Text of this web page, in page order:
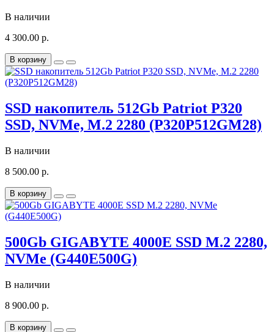
В наличии
4 300.00 р.
В корзину
SSD накопитель 512Gb Patriot P320
SSD, NVMe, M.2 2280 (P320P512GM28)
В наличии
8 500.00 р.
В корзину
500Gb GIGABYTE 4000E SSD M.2 2280,
NVMe (G440E500G)
В наличии
8 900.00 р.
В корзину